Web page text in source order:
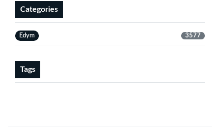
Categories
Edym 3577
Tags